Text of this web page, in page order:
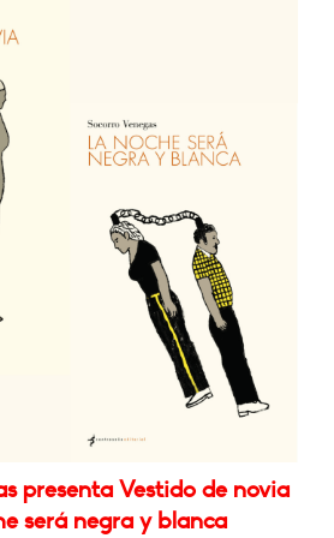
presenta Vestido de novia
será negra y blanca